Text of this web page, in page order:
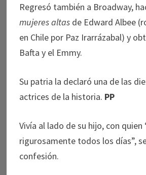
Regresó también a Broadway,
mujeres altas de Edward Albee
en Chile por Paz Irarrázabal) y
Bafta y el Emmy.
Su patria la declaró una de las
actrices de la historia. PP
Vivía al lado de su hijo, con quien
rigurosamente todos los días”,
confesión.